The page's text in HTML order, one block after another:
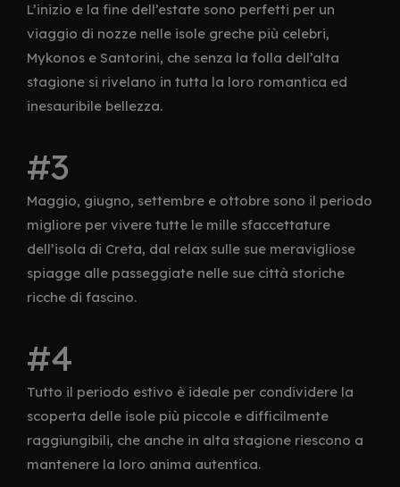
L’inizio e la fine dell’estate sono perfetti per un
viaggio di nozze nelle isole greche più celebri,
Mykonos e Santorini, che senza la folla dell’alta
stagione si rivelano in tutta la loro romantica ed
inesauribile bellezza.
Maggio, giugno, settembre e ottobre sono il periodo
migliore per vivere tutte le mille sfaccettature
dell’isola di Creta, dal relax sulle sue meravigliose
spiagge alle passeggiate nelle sue città storiche
ricche di fascino.
Tutto il periodo estivo è ideale per condividere la
scoperta delle isole più piccole e difficilmente
raggiungibili, che anche in alta stagione riescono a
mantenere la loro anima autentica.